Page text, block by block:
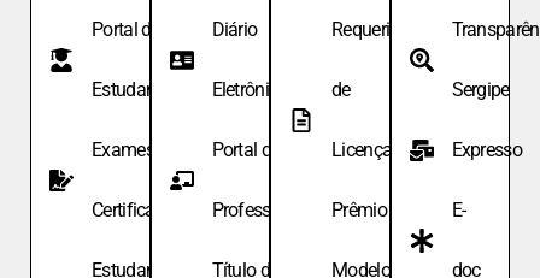
Portal do
Estudante
Exames de
Certificação
Estudante
Diário
Eletrônico
Portal do
Professor
Título de
Requeri.
de
Licença
Prêmio
Modelo de
Sergipe
Expresso
E-
doc